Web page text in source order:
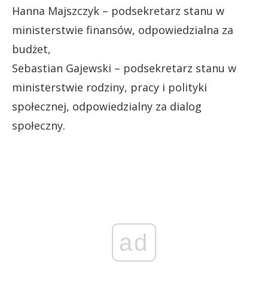
Hanna Majszczyk – podsekretarz stanu w
ministerstwie finansów, odpowiedzialna za
budżet,
Sebastian Gajewski – podsekretarz stanu w
ministerstwie rodziny, pracy i polityki
społecznej, odpowiedzialny za dialog
społeczny.
ad